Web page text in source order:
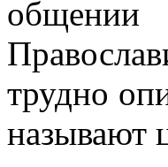
общении
трудно
называют